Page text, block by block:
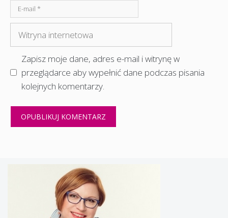
mail
internetowa
Zapisz moje dane, adres e-mail i witrynę w
przeglądarce aby wypełnić dane podczas pisania
kolejnych komentarzy.